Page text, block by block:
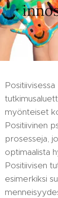
myönteiset
Positiivinen
prosesseja,
optimaalista
Positiivisen
esimerkiksi